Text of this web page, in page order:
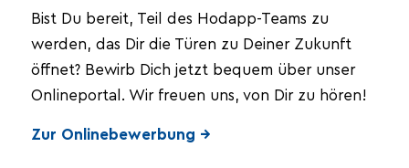
Bist Du bereit, Teil des Hodapp-Teams zu
werden, das Dir die Türen zu Deiner Zukunft
öffnet? Bewirb Dich jetzt bequem über unser
Onlineportal. Wir freuen uns, von Dir zu hören!
Zur Onlinebewerbung →